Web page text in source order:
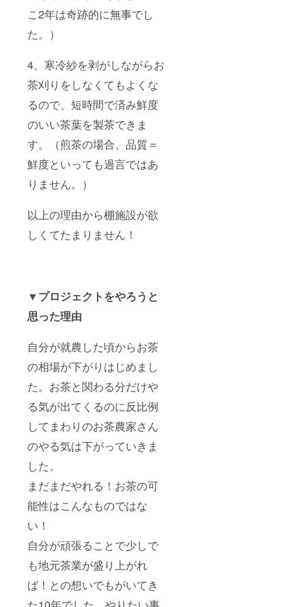
こ2年は奇跡的に無事でし
た。）
4、寒冷紗を剥がしながらお
茶刈りをしなくてもよくな
るので、短時間で済み鮮度
のいい茶葉を製茶できま
す。（煎茶の場合、品質＝
鮮度といっても過言ではあ
りません。）
以上の理由から棚施設が欲
しくてたまりません！
▼プロジェクトをやろうと
思った理由
自分が就農した頃からお茶
の相場が下がりはじめまし
た。お茶と関わる分だけや
る気が出てくるのに反比例
してまわりのお茶農家さん
のやる気は下がっていきま
した。
まだまだやれる！お茶の可
能性はこんなものではな
い！
自分が頑張ることで少しで
も地元茶業が盛り上がれ
ば！との想いでもがいてき